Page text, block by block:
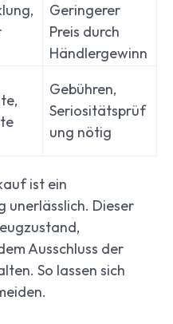
Geringerer
Preis durch
Händlergewinn
Gebühren,
Seriositätsprüf
ung nötig
ist ein
unerlässlich. Dieser
Ausschluss der
So lassen sich